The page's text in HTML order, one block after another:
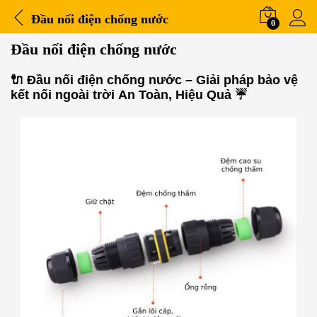
Đầu nối điện chống nước 0
Đầu nối điện chống nước
🔌 Đầu nối điện chống nước – Giải pháp bảo vệ
kết nối ngoài trời An Toàn, Hiệu Quả ☔